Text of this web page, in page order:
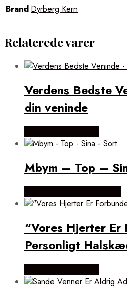
Brand Dyrberg Kern
Relaterede varer
Verdens Bedste
din veninde
Mbym – Top –
“Vores Hjerter Er
Personligt